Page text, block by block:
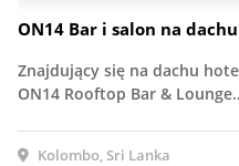
ON14 Bar i salon na dachu
Znajdujący się na dachu
ON14 Rooftop Bar &
Kolombo, Sri Lanka